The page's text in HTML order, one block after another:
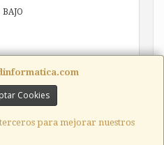
Cookies
para mejorar nuestros